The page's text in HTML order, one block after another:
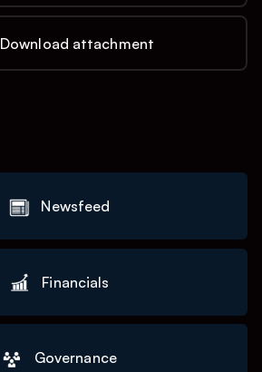
Download attachment
Newsfeed
Financials
Governance